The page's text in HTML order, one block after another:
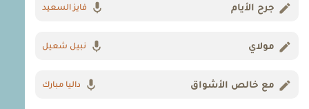
جرح الأيام فايز السعيد
مولاي نبيل شعيل
مع خالص الأشواق داليا مبارك